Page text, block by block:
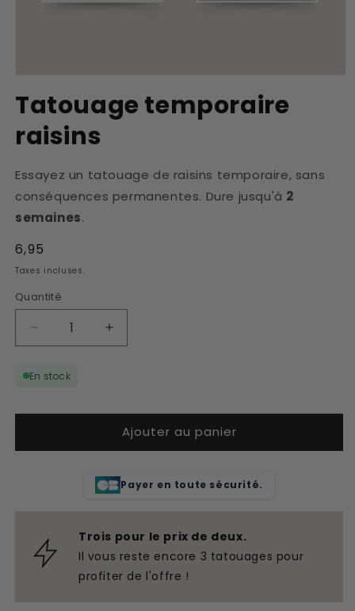
média
une
Tatouage temporaire
raisins
Essayez un tatouage de raisins temporaire, sans
conséquences permanentes. Dure jusqu'à 2
semaines.
Prix
habituel
6,95
Taxes incluses.
Quantité
Réduire
la
de
temporaire
Augmenter
la
temporaire
raisins
En stock
Ajouter au panier
Payer en toute sécurité.
Trois pour le prix de deux.
Il vous reste encore 3 tatouages pour
profiter de l'offre !